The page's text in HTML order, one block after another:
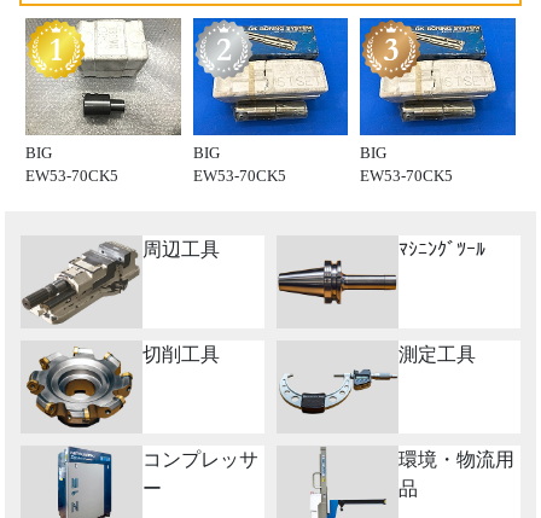
BIG
EW53-70CK5
BIG
EW53-70CK5
BIG
EW53-70CK5
周辺工具 ﾏｼﾆﾝｸﾞﾂｰﾙ
切削工具 測定工具
コンプレッサ
ー
環境・物流用
品